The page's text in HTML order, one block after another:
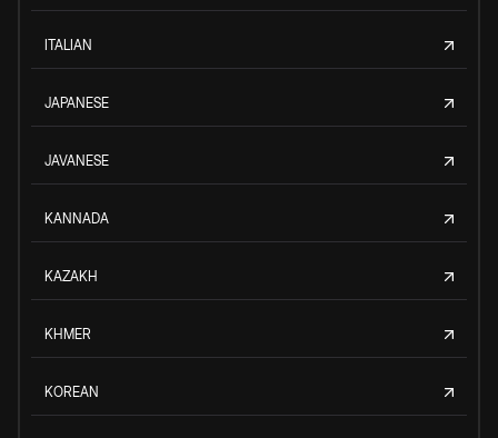
ITALIAN
JAPANESE
JAVANESE
KANNADA
KAZAKH
KHMER
KOREAN